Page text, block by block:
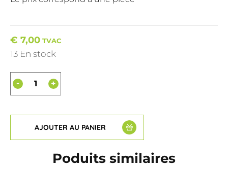
€ 7,00 TVAC
13 En stock
+
-
AJOUTER AU PANIER
Poduits similaires